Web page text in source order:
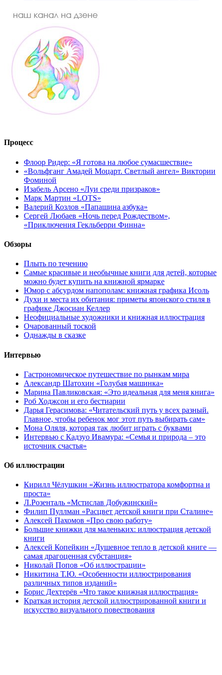
Процесс
Флоор Ридер: «Я готова на любое сумасшествие»
«Вольфганг Амадей Моцарт. Светлый ангел» Виктории
Фоминой
Изабель Арсено «Луи среди призраков»
Марк Мартин «LOTS»
Валерий Козлов «Папашина азбука»
Сергей Любаев «Ночь перед Рождеством»,
«Приключения Гекльберри Финна»
Обзоры
Плыть по течению
Самые красивые и необычные книги для детей, которые
можно будет купить на книжной ярмарке
Юмор с абсурдом напополам: книжная графика Исоль
Духи и места их обитания: приметы японского стиля в
графике Джосиан Келлер
Неофициальные художники и книжная иллюстрация
Очарованный тоской
Однажды в сказке
Интервью
Гастрономическое путешествие по рынкам мира
Александр Шатохин «Голубая машинка»
Марина Павликовская: «Это идеальная для меня книга»
Роб Ходжсон и его бестиарии
Дарья Герасимова: «Читательский путь у всех разный.
Главное, чтобы ребенок мог этот путь выбирать сам»
Мона Оляля, которая так любит играть с буквами
Интервью с Кадзуо Ивамура: «Семья и природа – это
источник счастья»
Об иллюстрации
Кирилл Чёлушкин «Жизнь иллюстратора комфортна и
проста»
Л.Розенталь «Мстислав Добужинский»
Филип Пуллман «Расцвет детской книги при Сталине»
Алексей Пахомов «Про свою работу»
Большие книжки для маленьких: иллюстрация детской
книги
Алексей Копейкин «Душевное тепло в детской книге —
самая драгоценная субстанция»
Николай Попов «Об иллюстрации»
Никитина Т.Ю. «Особенности иллюстрирования
различных типов изданий»
Борис Дехтерёв «Что такое книжная иллюстрация»
Краткая история детской иллюстрированной книги и
искусство визуального повествования